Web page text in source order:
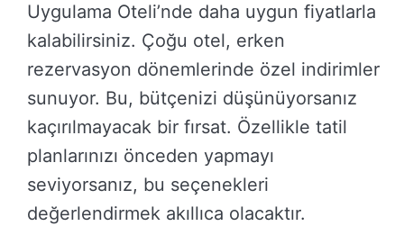
Uygulama Oteli’nde daha uygun fiyatlarla
kalabilirsiniz. Çoğu otel, erken
rezervasyon dönemlerinde özel indirimler
sunuyor. Bu, bütçenizi düşünüyorsanız
kaçırılmayacak bir fırsat. Özellikle tatil
planlarınızı önceden yapmayı
seviyorsanız, bu seçenekleri
değerlendirmek akıllıca olacaktır.